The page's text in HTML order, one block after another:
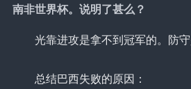
南非世界杯。说明了甚么？
光靠进攻是拿不到冠军的。防守
总结巴西失败的原因：